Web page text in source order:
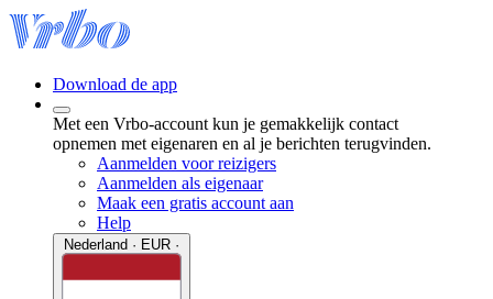
Download de app
Met een Vrbo-account kun je gemakkelijk contact
opnemen met eigenaren en al je berichten terugvinden.
Aanmelden voor reizigers
Aanmelden als eigenaar
Maak een gratis account aan
Help